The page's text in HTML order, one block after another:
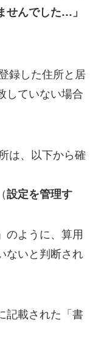
せんでした…」
録した住所と居
していない場合
は、以下から確
設定を管理す
のように、算用
ないと判断され
記載された「書